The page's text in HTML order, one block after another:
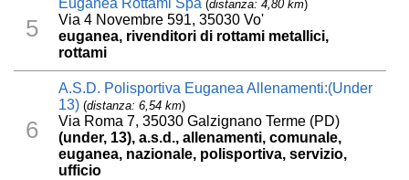
5
Euganea Rottami Spa (distanza: 4,80 km)
Via 4 Novembre 591, 35030 Vo'
euganea, rivenditori di rottami metallici,
rottami
6
A.S.D. Polisportiva Euganea Allenamenti:(Under
13) (distanza: 6,54 km)
Via Roma 7, 35030 Galzignano Terme (PD)
(under, 13), a.s.d., allenamenti, comunale,
euganea, nazionale, polisportiva, servizio,
ufficio